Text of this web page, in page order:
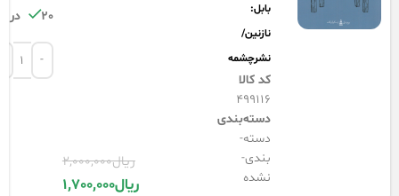
بابل:
نازنین/
نشرچشمه
کد کالا
499116
دسته‌بندی
دسته-
بندی-
نشده
ریال2,000,000
ریال1,700,000
20 در انبار